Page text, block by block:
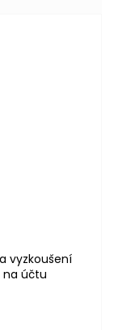
hvězdiček.
hvězdiček.
vyzkoušení
na účtu